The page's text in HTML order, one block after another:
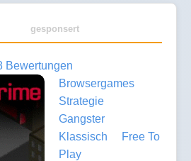
gesponsert
Bewertungen
Browsergames
Strategie
Gangster
Klassisch
Free To
Play